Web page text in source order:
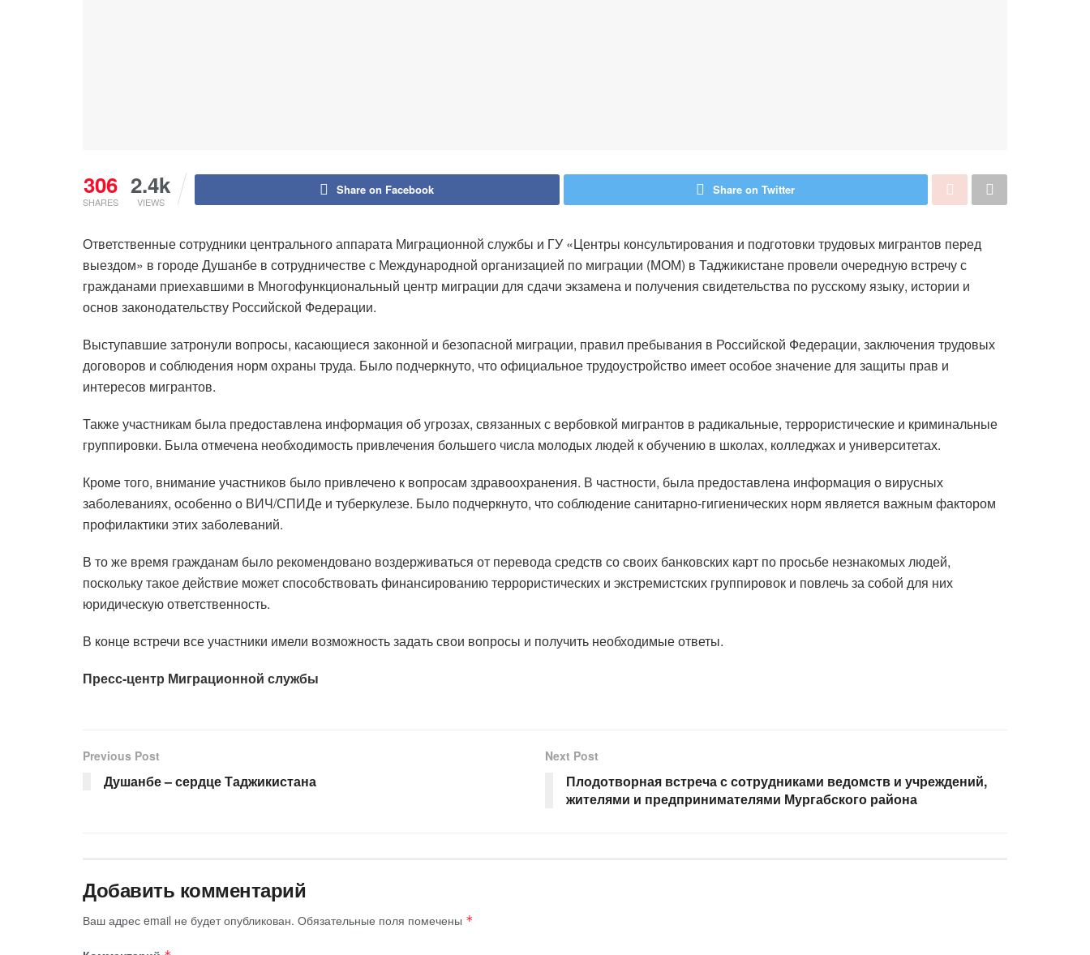
306
SHARES
2.4k
VIEWS
Share on Facebook Share on Twitter
Ответственные сотрудники центрального аппарата Миграционной службы и ГУ «Центры консультирования и подготовки трудовых мигрантов перед
выездом» в городе Душанбе в сотрудничестве с Международной организацией по миграции (МОМ) в Таджикистане провели очередную встречу с
гражданами приехавшими в Многофункциональный центр миграции для сдачи экзамена и получения свидетельства по русскому языку, истории и
основ законодательству Российской Федерации.
Выступавшие затронули вопросы, касающиеся законной и безопасной миграции, правил пребывания в Российской Федерации, заключения трудовых
договоров и соблюдения норм охраны труда. Было подчеркнуто, что официальное трудоустройство имеет особое значение для защиты прав и
интересов мигрантов.
Также участникам была предоставлена ​​информация об угрозах, связанных с вербовкой мигрантов в радикальные, террористические и криминальные
группировки. Была отмечена необходимость привлечения большего числа молодых людей к обучению в школах, колледжах и университетах.
Кроме того, внимание участников было привлечено к вопросам здравоохранения. В частности, была предоставлена ​​информация о вирусных
заболеваниях, особенно о ВИЧ/СПИДе и туберкулезе. Было подчеркнуто, что соблюдение санитарно-гигиенических норм является важным фактором
профилактики этих заболеваний.
В то же время гражданам было рекомендовано воздерживаться от перевода средств со своих банковских карт по просьбе незнакомых людей,
поскольку такое действие может способствовать финансированию террористических и экстремистских группировок и повлечь за собой для них
юридическую ответственность.
В конце встречи все участники имели возможность задать свои вопросы и получить необходимые ответы.
Пресс-центр Миграционной службы
Previous Post
Душанбе – сердце Таджикистана
Next Post
Плодотворная встреча с сотрудниками ведомств и учреждений,
жителями и предпринимателями Мургабского района
Добавить комментарий
Ваш адрес email не будет опубликован. Обязательные поля помечены *